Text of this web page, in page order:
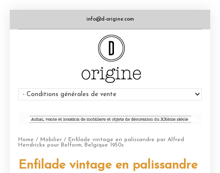
info@d-origine.com
Home / Mobilier / Enfilade vintage en palissandre par Alfred
Hendrickx pour Belform, Belgique 1950s
Enfilade vintage en palissandre